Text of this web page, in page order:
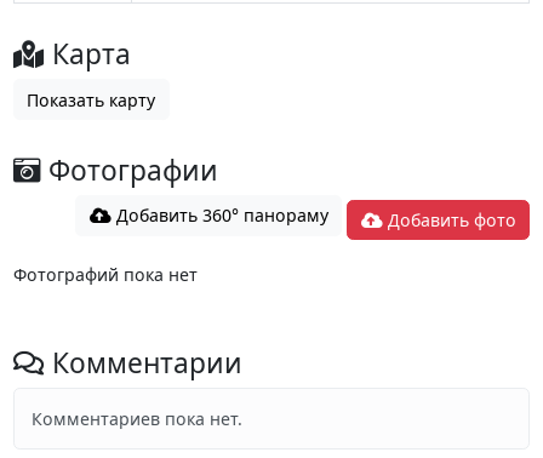
Карта
Показать карту
Фотографии
Добавить 360° панораму Добавить фото
Фотографий пока нет
Комментарии
Комментариев пока нет.